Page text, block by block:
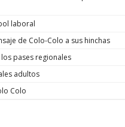
laboral
de Colo-Colo a sus hinchas
pases regionales
adultos
Colo